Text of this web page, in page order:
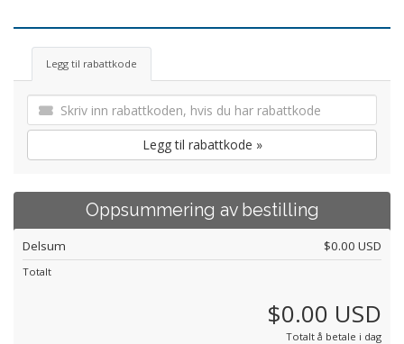
Legg til rabattkode
Legg til rabattkode »
Oppsummering av bestilling
Delsum $0.00 USD
Totalt
$0.00 USD
Totalt å betale i dag